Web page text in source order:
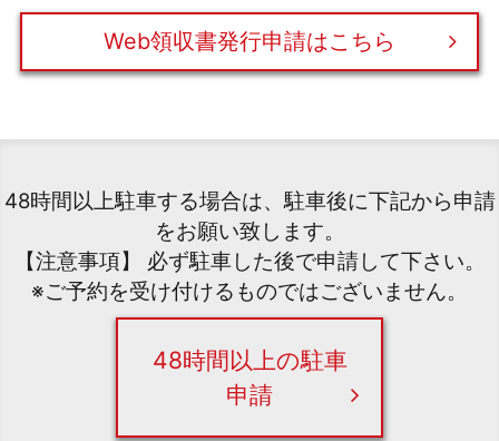
Web領収書発行申請はこちら
48時間以上駐車する場合は、駐車後に下記から申請
をお願い致します。
【注意事項】 必ず駐車した後で申請して下さい。
※ご予約を受け付けるものではございません。
48時間以上の駐車
申請